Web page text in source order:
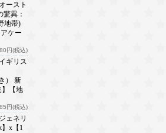
ースト
異：
地帯)
ケー
円(税込)
ギリス
） 新
】【地
円(税込)
ェネリ
】x【1